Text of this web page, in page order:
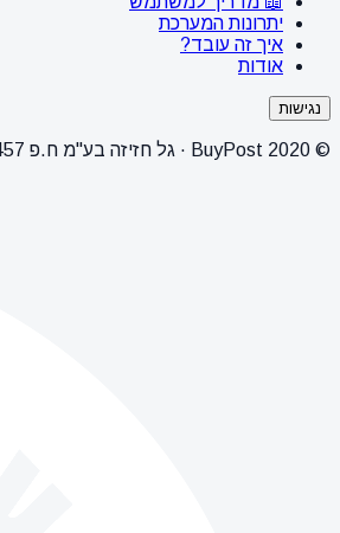
יתרונות המערכת
איך זה עובד?
אודות
נגישות
© 2020 BuyPost · גל חזיזה בע"מ ח.פ 516149457. כל הזכויות שמורות.